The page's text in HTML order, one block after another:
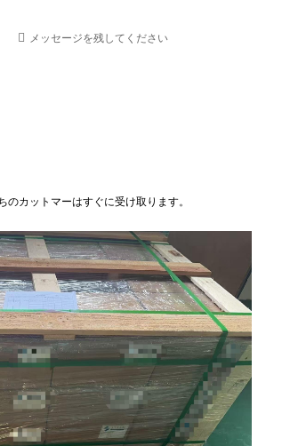
メッセージを残してください
カットマーはすぐに受け取ります。